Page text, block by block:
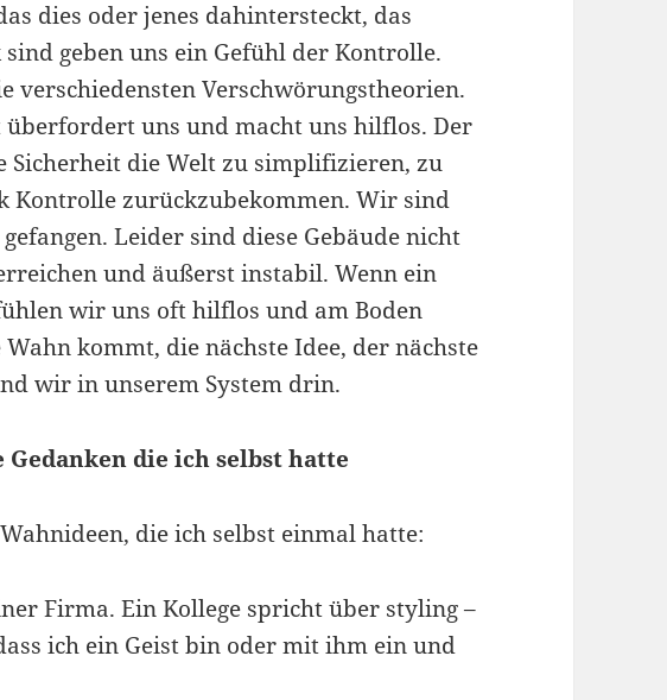
dies oder jenes dahintersteckt, das
geben uns ein Gefühl der Kontrolle.
verschiedensten Verschwörungstheorien.
uns und macht uns hilflos. Der
Sicherheit die Welt zu simplifizieren, zu
Kontrolle zurückzubekommen. Wir sind
Leider sind diese Gebäude nicht
und äußerst instabil. Wenn ein
wir uns oft hilflos und am Boden
kommt, die nächste Idee, der nächste
wir in unserem System drin.
die ich selbst hatte
die ich selbst einmal hatte:
Firma. Ein Kollege spricht über styling –
ich ein Geist bin oder mit ihm ein und